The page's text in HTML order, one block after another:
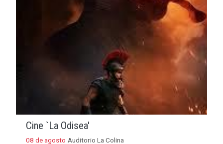
Cine `La Odisea'
08 de agosto Auditorio La Colina